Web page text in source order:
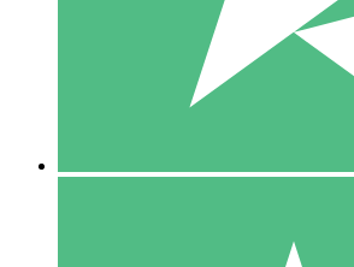
10 00
10 Downloads